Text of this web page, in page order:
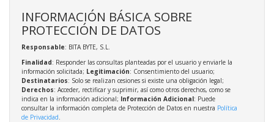
INFORMACIÓN BÁSICA SOBRE
PROTECCIÓN DE DATOS
Responsable: BITA BYTE, S.L.
Finalidad: Responder las consultas planteadas por el usuario y enviarle la
información solicitada; Legitimación: Consentimiento del usuario;
Destinatarios: Solo se realizan cesiones si existe una obligación legal;
Derechos: Acceder, rectificar y suprimir, así como otros derechos, como se
indica en la información adicional; Información Adicional: Puede
consultar la información completa de Protección de Datos en nuestra Política
de Privacidad